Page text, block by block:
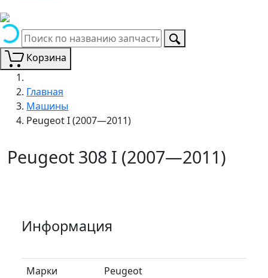
Корзина
Главная
Машины
Peugeot I (2007—2011)
Peugeot 308 I (2007—2011)
Информация
Марки
Peugeot